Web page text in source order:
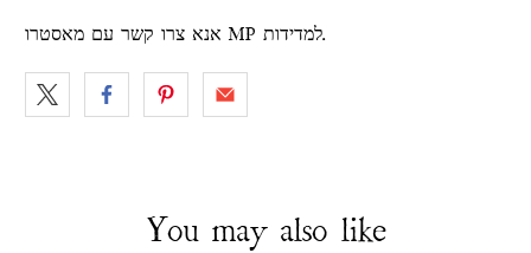
אנא צרו קשר עם מאסטרו MP למדידות.
You may also like